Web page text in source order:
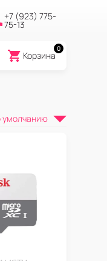
+7 (923) 775-
75-13
0
Корзина
умолчанию